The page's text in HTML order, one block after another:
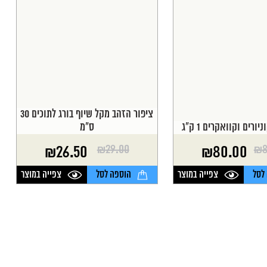
וקוואקרים 1 ק"ג
₪
₪80.00
צפייה במוצר
ציפור הזהב מקל שיוף בורג לתוכים 30
ס"מ
₪29.00
המחיר
המקורי
היה:
₪26.50
המחיר
הנוכחי
הוא:
הוספה לסל צפייה במוצר